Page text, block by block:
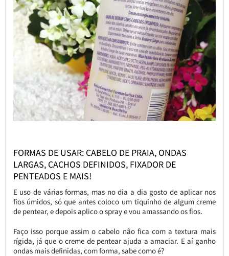
FORMAS DE USAR: CABELO DE PRAIA, ONDAS
LARGAS, CACHOS DEFINIDOS, FIXADOR DE
PENTEADOS E MAIS!
E uso de várias formas, mas no dia a dia gosto de aplicar nos
fios úmidos, só que antes coloco um tiquinho de algum creme
de pentear, e depois aplico o spray e vou amassando os fios.
Faço isso porque assim o cabelo não fica com a textura mais
rígida, já que o creme de pentear ajuda a amaciar. E aí ganho
ondas mais definidas, com forma, sabe como é?